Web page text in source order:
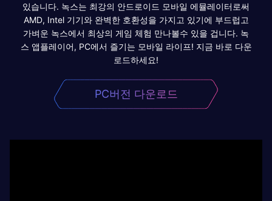
있습니다. 녹스는 최강의 안드로이드 모바일 에뮬레이터로써
AMD, Intel 기기와 완벽한 호환성을 가지고 있기에 부드럽고
가벼운 녹스에서 최상의 게임 체험 만나볼수 있을 겁니다. 녹
스 앱플레이어, PC에서 즐기는 모바일 라이프! 지금 바로 다운
로드하세요!
PC버전 다운로드